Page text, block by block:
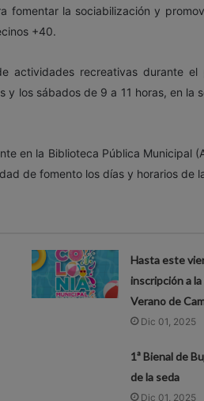
fomentar la sociabilización y
+40.
actividades recreativas durante
y los sábados de 9 a 11 horas, en la
en la Biblioteca Pública Municipal (
de fomento los días y horarios de
Hasta este
inscripción a
Verano de
Dic 01, 2025
1ª Bienal de
de la seda
Dic 01, 2025